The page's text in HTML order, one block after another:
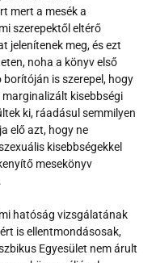
mert a mesék a
szerepektől eltérő
jelenítenek meg, és ezt
noha a könyv első
is szerepel, hogy
marginalizált kisebbségi
ki, ráadásul semmilyen
elő azt, hogy ne
kisebbségekkel
mesekönyv
hatóság vizsgálatának
is ellentmondásosak,
Egyesület nem árult